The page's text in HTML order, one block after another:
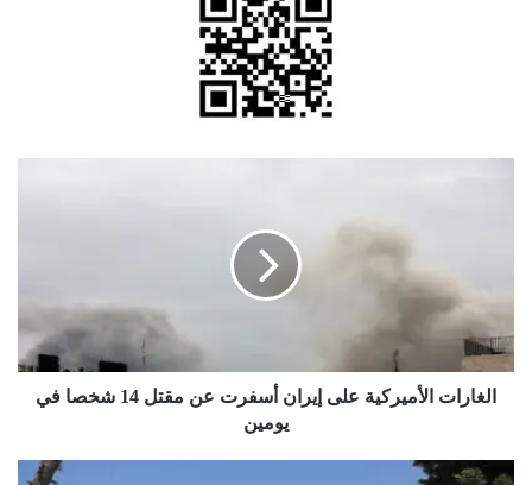
مقتل
14
شخصا
في
الغارات الأميركية على إيران أسفرت عن مقتل 14 شخصا في
يومين
1600